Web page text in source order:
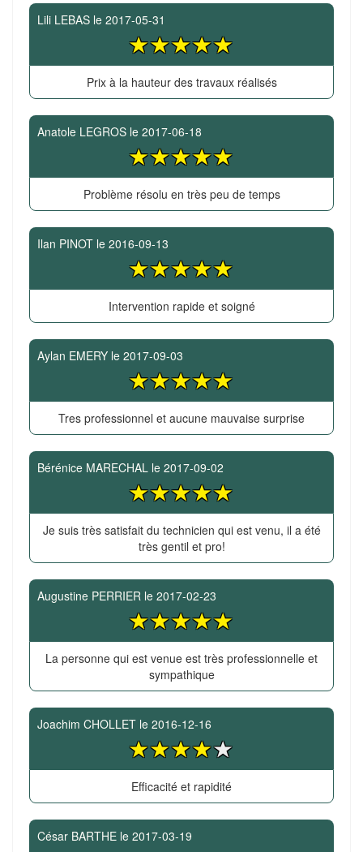
Lili LEBAS le 2017-05-31
Prix à la hauteur des travaux réalisés
Anatole LEGROS le 2017-06-18
Problème résolu en très peu de temps
Ilan PINOT le 2016-09-13
Intervention rapide et soigné
Aylan EMERY le 2017-09-03
Tres professionnel et aucune mauvaise surprise
Bérénice MARECHAL le 2017-09-02
Je suis très satisfait du technicien qui est venu, il a été
très gentil et pro!
Augustine PERRIER le 2017-02-23
La personne qui est venue est très professionnelle et
sympathique
Joachim CHOLLET le 2016-12-16
Efficacité et rapidité
César BARTHE le 2017-03-19